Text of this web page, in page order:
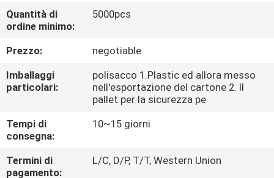
CONTROLLO
DI
QUALITÀ
MAPPA
SITO
PRIVACY
Quantità di
ordine minimo:
5000pcs
Prezzo:
negotiable
Imballaggi
particolari:
polisacco 1.Plastic ed allora messo
nell'esportazione del cartone 2. Il
pallet per la sicurezza pe
Tempi di
consegna:
10~15 giorni
Termini di
pagamento:
L/C, D/P, T/T, Western Union